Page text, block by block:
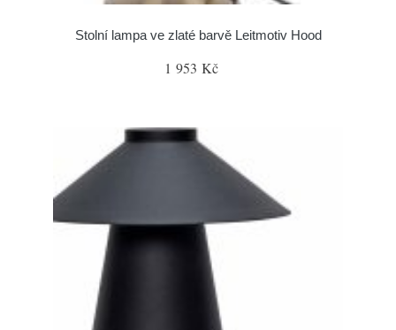
Stolní lampa ve zlaté barvě Leitmotiv Hood
1 953 Kč